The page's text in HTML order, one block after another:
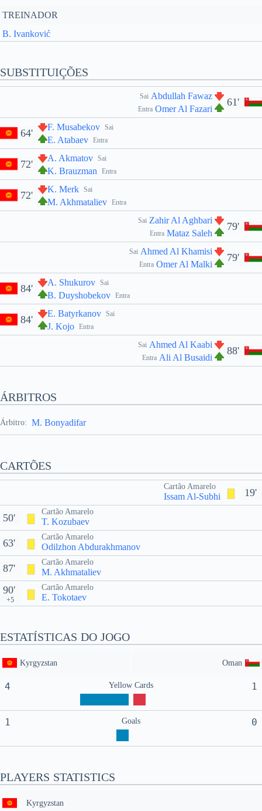
TREINADOR
B. Ivanković
SUBSTITUIÇÕES
61'
Sai Abdullah Fawaz
Entra Omer Al Fazari
Sai
F. Musabekov
Entra
E. Atabaev
64'
Sai
A. Akmatov
Entra
K. Brauzman
72'
Sai
K. Merk
Entra
M. Akhmataliev
72'
79'
Sai Zahir Al Aghbari
Entra Mataz Saleh
79'
Sai Ahmed Al Khamisi
Entra Omer Al Malki
Sai
A. Shukurov
Entra
B. Duyshobekov
84'
Sai
E. Batyrkanov
Entra
J. Kojo
84'
88'
Sai Ahmed Al Kaabi
Entra Ali Al Busaidi
ÁRBITROS
Árbitro: M. Bonyadifar
CARTÕES
19'
Cartão Amarelo
Issam Al-Subhi
Cartão Amarelo
T. Kozubaev
50'
Cartão Amarelo
Odilzhon Abdurakhmanov
63'
Cartão Amarelo
M. Akhmataliev
87'
Cartão Amarelo
E. Tokotaev
90'
+5
ESTATÍSTICAS DO JOGO
Kyrgyzstan Oman
4 Yellow Cards 1
1 Goals 0
PLAYERS STATISTICS
Kyrgyzstan